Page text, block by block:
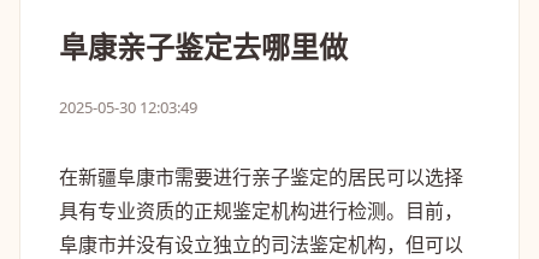
阜康亲子鉴定去哪里做
2025-05-30 12:03:49
在新疆阜康市需要进行亲子鉴定的居民可以选择
具有专业资质的正规鉴定机构进行检测。目前，
阜康市并没有设立独立的司法鉴定机构，但可以